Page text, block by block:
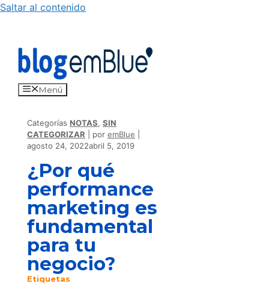
Saltar al contenido
Menú
Categorías NOTAS, SIN
CATEGORIZAR
por emBlue
agosto 24, 2022abril 5, 2019
¿Por qué
performance
marketing es
fundamental
para tu
negocio?
Etiquetas